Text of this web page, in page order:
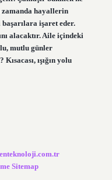
zamanda hayallerin
işaret eder.
alacaktır. Aile içindeki
mutlu günler
ışığın yolu
Sitemap